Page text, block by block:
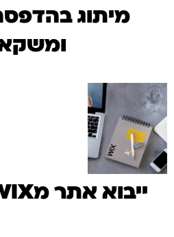
מיתוג
ייבוא אתר מWIX לוורדפרס